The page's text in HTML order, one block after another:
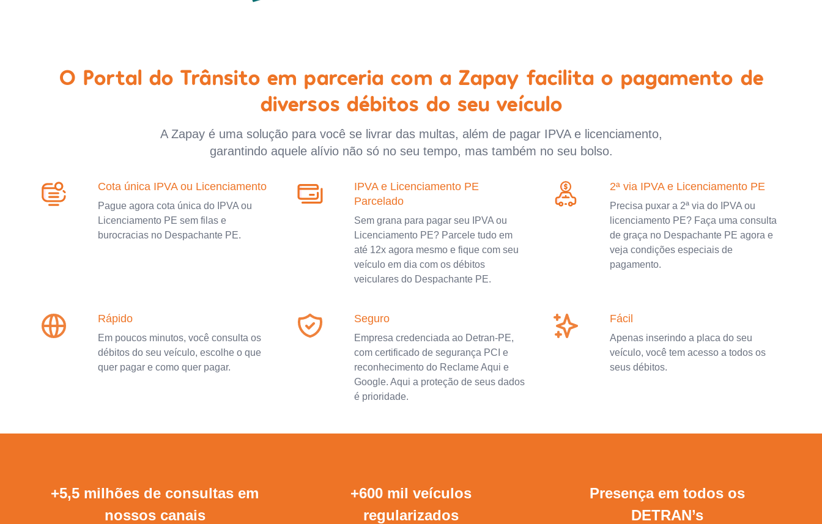
O Portal do Trânsito em parceria com a Zapay facilita o pagamento de
diversos débitos do seu veículo
A Zapay é uma solução para você se livrar das multas, além de pagar IPVA e licenciamento,
garantindo aquele alívio não só no seu tempo, mas também no seu bolso.
Cota única IPVA ou Licenciamento
Pague agora cota única do IPVA ou
Licenciamento PE sem filas e
burocracias no Despachante PE.
IPVA e Licenciamento PE
Parcelado
Sem grana para pagar seu IPVA ou
Licenciamento PE? Parcele tudo em
até 12x agora mesmo e fique com seu
veículo em dia com os débitos
veiculares do Despachante PE.
2ª via IPVA e Licenciamento PE
Precisa puxar a 2ª via do IPVA ou
licenciamento PE? Faça uma consulta
de graça no Despachante PE agora e
veja condições especiais de
pagamento.
Rápido
Em poucos minutos, você consulta os
débitos do seu veículo, escolhe o que
quer pagar e como quer pagar.
Seguro
Empresa credenciada ao Detran-PE,
com certificado de segurança PCI e
reconhecimento do Reclame Aqui e
Google. Aqui a proteção de seus dados
é prioridade.
Fácil
Apenas inserindo a placa do seu
veículo, você tem acesso a todos os
seus débitos.
+5,5 milhões de consultas em
nossos canais
+600 mil veículos
regularizados
Presença em todos os
DETRAN’s